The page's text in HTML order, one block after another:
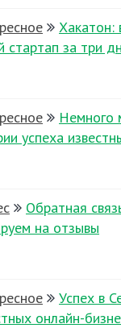
Хакатон:
стартап за три
Немного
успеха
Обратная
на отзывы
Успех в
онлайн-